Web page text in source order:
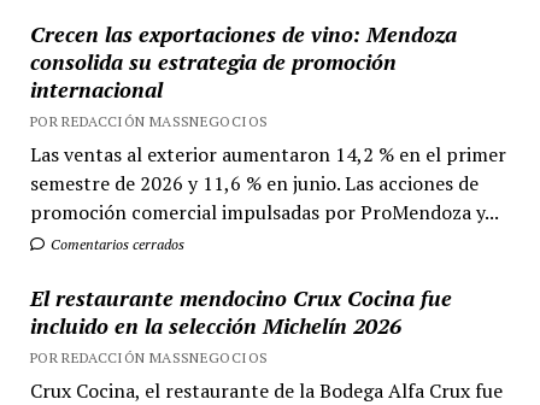
Crecen las exportaciones de vino: Mendoza
consolida su estrategia de promoción
internacional
POR REDACCIÓN MASSNEGOCIOS
Las ventas al exterior aumentaron 14,2 % en el primer
semestre de 2026 y 11,6 % en junio. Las acciones de
promoción comercial impulsadas por ProMendoza y...
Comentarios cerrados
El restaurante mendocino Crux Cocina fue
incluido en la selección Michelín 2026
POR REDACCIÓN MASSNEGOCIOS
Crux Cocina, el restaurante de la Bodega Alfa Crux fue